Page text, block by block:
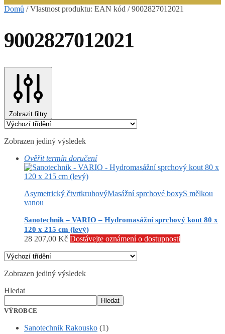
Domů /Vlastnost produktu: EAN kód /9002827012021
9002827012021
Zobrazit filtry
Zobrazen jediný výsledek
Ověřit termín doručení
Asymetrický čtvrtkruhovýMasážní sprchové boxyS mělkou
vanou
Sanotechnik – VARIO – Hydromasážní sprchový kout 80 x
120 x 215 cm (levý)
28 207,00 Kč Dostávejte oznámení o dostupnosti
Zobrazen jediný výsledek
Hledat
Hledat
VÝROBCE
Sanotechnik Rakousko (1)